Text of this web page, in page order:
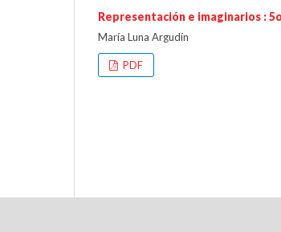
Representación e imaginarios :
María Luna Argudín
PDF